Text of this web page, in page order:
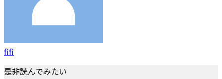
fifi
是非読んでみたい